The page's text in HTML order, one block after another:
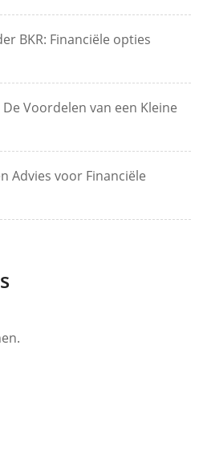
BKR: Financiële opties
Voordelen van een Kleine
Advies voor Financiële